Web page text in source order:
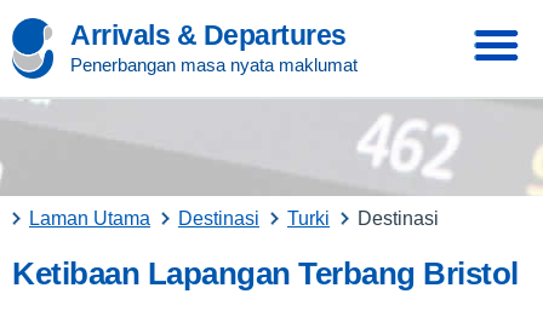
Arrivals & Departures
Penerbangan masa nyata maklumat
Laman Utama Destinasi Turki Destinasi
Ketibaan Lapangan Terbang Bristol